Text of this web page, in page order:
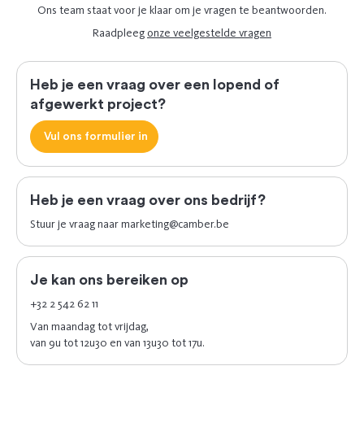
Ons team staat voor je klaar om je vragen te beantwoorden.
Raadpleegonze veelgestelde vragen
Heb je een vraag over een lopend of
afgewerkt project?
Vul ons formulier in
Heb je een vraag over ons bedrijf?
Stuur je vraag naarmarketing@camber.be
Je kan ons bereiken op
+32 2 542 62 11
Van maandag tot vrijdag,
van 9u tot 12u30 en van 13u30 tot 17u.